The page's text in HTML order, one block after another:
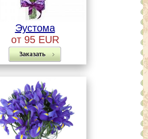
Эустома
от 95 EUR